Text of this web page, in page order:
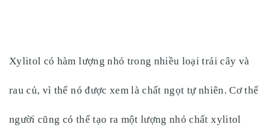
Xylitol có hàm lượng nhỏ trong nhiều loại trái cây và
rau củ, vì thế nó được xem là chất ngọt tự nhiên. Cơ thể
người cũng có thể tạo ra một lượng nhỏ chất xylitol